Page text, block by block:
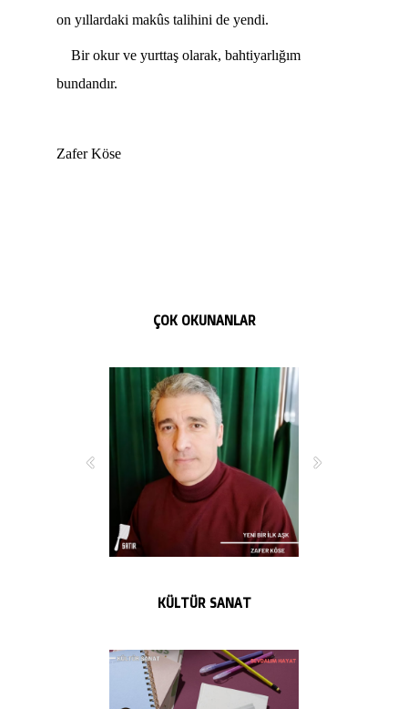
on yıllardaki makûs talihini de yendi.
Bir okur ve yurttaş olarak, bahtiyarlığım
bundandır.
Zafer Köse
ÇOK OKUNANLAR
KÜLTÜR SANAT